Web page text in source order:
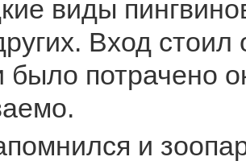
виды
Вход стоил
было потрачено
и